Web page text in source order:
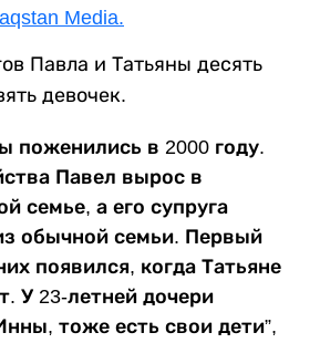
Media.
Павла и Татьяны десять
девочек.
поженились в 2000 году.
Павел вырос в
семье, а его супруга
обычной семьи. Первый
появился, когда Татьяне
У 23-летней дочери
тоже есть свои дети”,